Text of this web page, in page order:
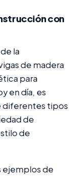
con
la
de madera
para
en día, es
diferentes tipos
de
de
ejemplos de